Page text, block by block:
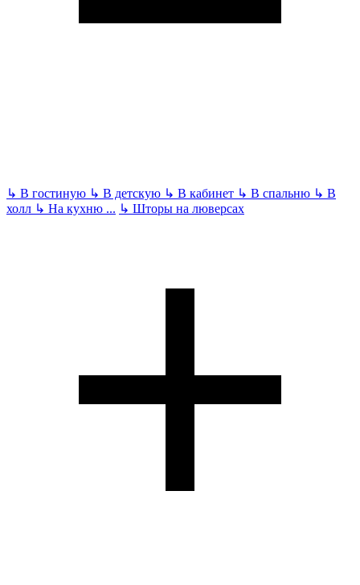
↳ В гостиную ↳ В детскую ↳ В кабинет ↳ В спальню ↳ В
холл ↳ На кухню ... ↳ Шторы на люверсах